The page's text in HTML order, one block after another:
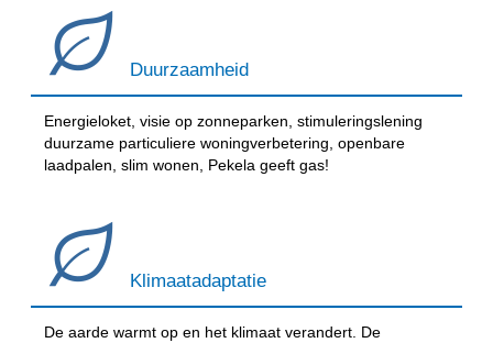
Duurzaamheid
Energieloket, visie op zonneparken, stimuleringslening
duurzame particuliere woningverbetering, openbare
laadpalen, slim wonen, Pekela geeft gas!
Klimaatadaptatie
De aarde warmt op en het klimaat verandert. De